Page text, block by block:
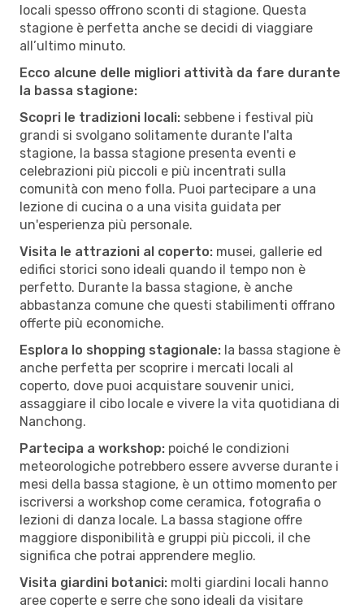
locali spesso offrono sconti di stagione. Questa
stagione è perfetta anche se decidi di viaggiare
all’ultimo minuto.
Ecco alcune delle migliori attività da fare durante
la bassa stagione:
Scopri le tradizioni locali: sebbene i festival più
grandi si svolgano solitamente durante l'alta
stagione, la bassa stagione presenta eventi e
celebrazioni più piccoli e più incentrati sulla
comunità con meno folla. Puoi partecipare a una
lezione di cucina o a una visita guidata per
un'esperienza più personale.
Visita le attrazioni al coperto: musei, gallerie ed
edifici storici sono ideali quando il tempo non è
perfetto. Durante la bassa stagione, è anche
abbastanza comune che questi stabilimenti offrano
offerte più economiche.
Esplora lo shopping stagionale: la bassa stagione è
anche perfetta per scoprire i mercati locali al
coperto, dove puoi acquistare souvenir unici,
assaggiare il cibo locale e vivere la vita quotidiana di
Nanchong.
Partecipa a workshop: poiché le condizioni
meteorologiche potrebbero essere avverse durante i
mesi della bassa stagione, è un ottimo momento per
iscriversi a workshop come ceramica, fotografia o
lezioni di danza locale. La bassa stagione offre
maggiore disponibilità e gruppi più piccoli, il che
significa che potrai apprendere meglio.
Visita giardini botanici: molti giardini locali hanno
aree coperte e serre che sono ideali da visitare